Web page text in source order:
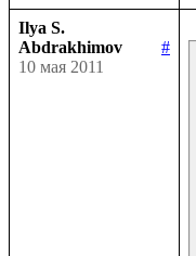
Ilya S.
Abdrakhimov
#
10 мая 2011